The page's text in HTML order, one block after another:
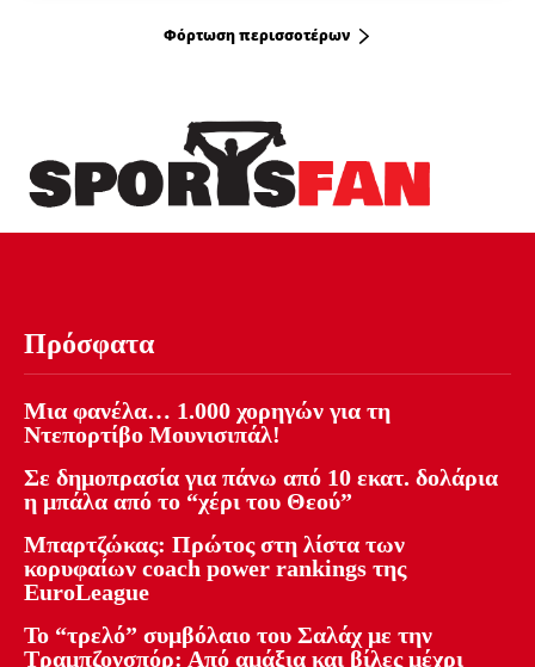
Φόρτωση περισσοτέρων
Πρόσφατα
Μια φανέλα… 1.000 χορηγών για τη
Ντεπορτίβο Μουνισιπάλ!
Σε δημοπρασία για πάνω από 10 εκατ. δολάρια
η μπάλα από το “χέρι του Θεού”
Μπαρτζώκας: Πρώτος στη λίστα των
κορυφαίων coach power rankings της
EuroLeague
Το “τρελό” συμβόλαιο του Σαλάχ με την
Τραμπζονσπόρ: Από αμάξια και βίλες μέχρι